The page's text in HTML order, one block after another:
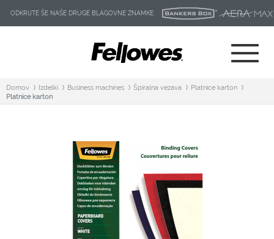
ODKRIJTE ŠE NAŠE DRUGE BLAGOVNE ZNAMKE:
Domov Izdelki Business machines Špiralna vezava
Platnice karton
Platnice karton